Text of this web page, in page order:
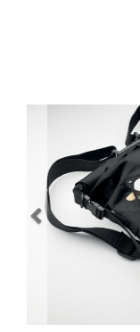
Navidad 🎄 Invierno
Tecnología